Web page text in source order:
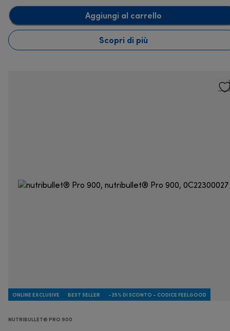
Aggiungi al carrello
Scopri di più
ONLINE EXCLUSIVE BEST SELLER -25% DI SCONTO - CODICE FEELGOOD
NUTRIBULLET® PRO 900